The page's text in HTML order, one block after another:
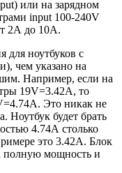
или на зарядном
input 100-240V
2А до 10A.
для ноутбуков с
чем указано на
Например, если на
19V=3.42A, то
Это никак не
Ноутбук будет брать
4.74А столько
это 3.42А. Блок
полную мощность и